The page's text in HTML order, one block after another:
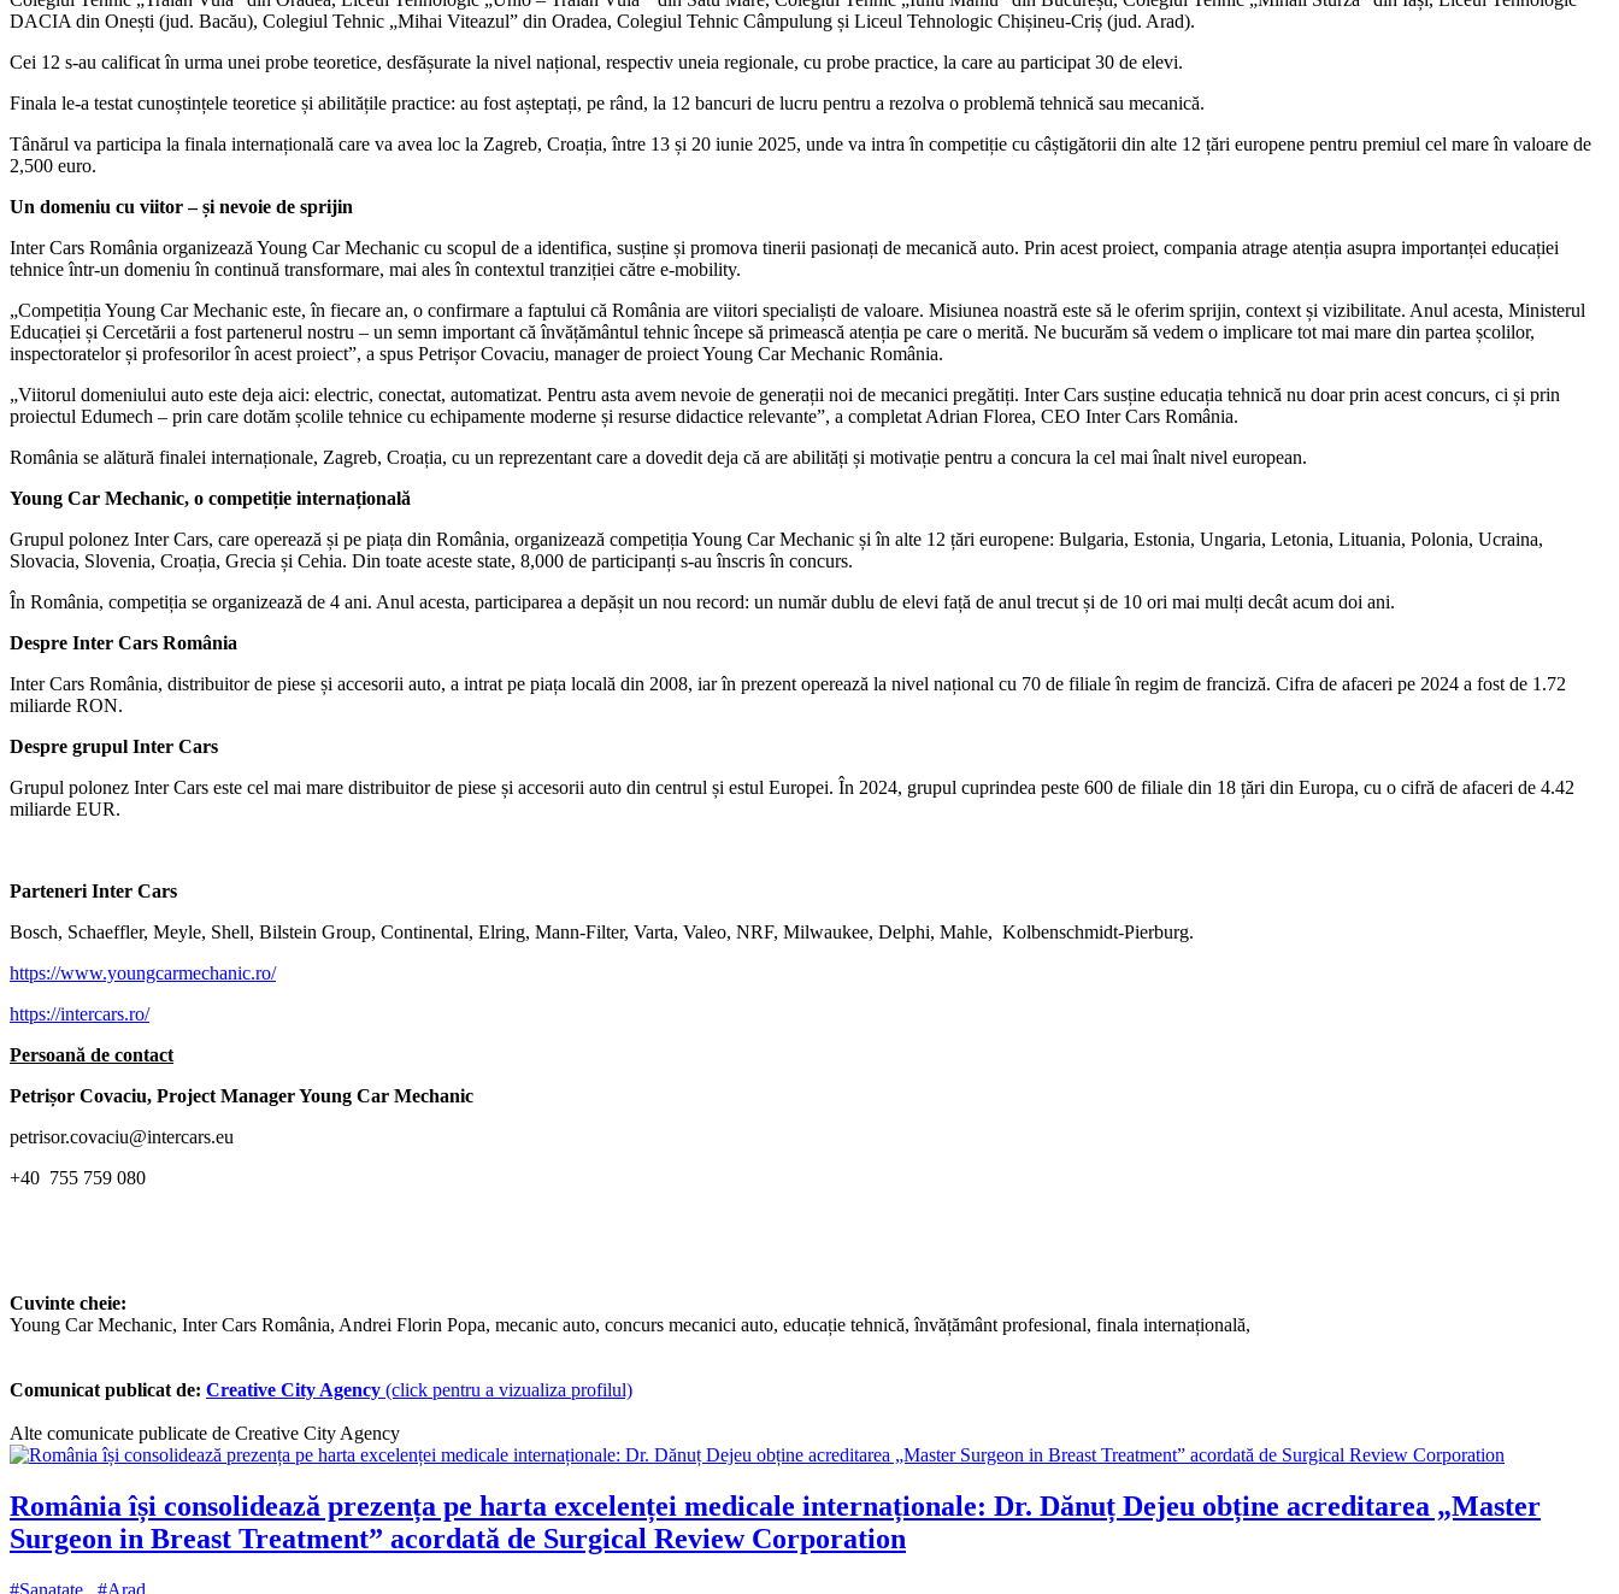
DACIA din Onești (jud. Bacău), Colegiul Tehnic „Mihai Viteazul” din Oradea, Colegiul Tehnic Câmpulung și Liceul Tehnologic Chișineu-Criș (jud. Arad).
Cei 12 s-au calificat în urma unei probe teoretice, desfășurate la nivel național, respectiv uneia regionale, cu probe practice, la care au participat 30 de elevi.
Finala le-a testat cunoștințele teoretice și abilitățile practice: au fost așteptați, pe rând, la 12 bancuri de lucru pentru a rezolva o problemă tehnică sau mecanică.
Tânărul va participa la finala internațională care va avea loc la Zagreb, Croația, între 13 și 20 iunie 2025, unde va intra în competiție cu câștigătorii din alte 12 țări europene pentru premiul cel mare în valoare de
2,500 euro.
Un domeniu cu viitor – și nevoie de sprijin
Inter Cars România organizează Young Car Mechanic cu scopul de a identifica, susține și promova tinerii pasionați de mecanică auto. Prin acest proiect, compania atrage atenția asupra importanței educației
tehnice într-un domeniu în continuă transformare, mai ales în contextul tranziției către e-mobility.
„Competiția Young Car Mechanic este, în fiecare an, o confirmare a faptului că România are viitori specialiști de valoare. Misiunea noastră este să le oferim sprijin, context și vizibilitate. Anul acesta, Ministerul
Educației și Cercetării a fost partenerul nostru – un semn important că învățământul tehnic începe să primească atenția pe care o merită. Ne bucurăm să vedem o implicare tot mai mare din partea școlilor,
inspectoratelor și profesorilor în acest proiect”, a spus Petrișor Covaciu, manager de proiect Young Car Mechanic România.
„Viitorul domeniului auto este deja aici: electric, conectat, automatizat. Pentru asta avem nevoie de generații noi de mecanici pregătiți. Inter Cars susține educația tehnică nu doar prin acest concurs, ci și prin
proiectul Edumech – prin care dotăm școlile tehnice cu echipamente moderne și resurse didactice relevante”, a completat Adrian Florea, CEO Inter Cars România.
România se alătură finalei internaționale, Zagreb, Croația, cu un reprezentant care a dovedit deja că are abilități și motivație pentru a concura la cel mai înalt nivel european.
Young Car Mechanic, o competiție internațională
Grupul polonez Inter Cars, care operează și pe piața din România, organizează competiția Young Car Mechanic și în alte 12 țări europene: Bulgaria, Estonia, Ungaria, Letonia, Lituania, Polonia, Ucraina,
Slovacia, Slovenia, Croația, Grecia și Cehia. Din toate aceste state, 8,000 de participanți s-au înscris în concurs.
În România, competiția se organizează de 4 ani. Anul acesta, participarea a depășit un nou record: un număr dublu de elevi față de anul trecut și de 10 ori mai mulți decât acum doi ani.
Despre Inter Cars România
Inter Cars România, distribuitor de piese și accesorii auto, a intrat pe piața locală din 2008, iar în prezent operează la nivel național cu 70 de filiale în regim de franciză. Cifra de afaceri pe 2024 a fost de 1.72
miliarde RON.
Despre grupul Inter Cars
Grupul polonez Inter Cars este cel mai mare distribuitor de piese și accesorii auto din centrul și estul Europei. În 2024, grupul cuprindea peste 600 de filiale din 18 țări din Europa, cu o cifră de afaceri de 4.42
miliarde EUR.
Parteneri Inter Cars
Bosch, Schaeffler, Meyle, Shell, Bilstein Group, Continental, Elring, Mann-Filter, Varta, Valeo, NRF, Milwaukee, Delphi, Mahle, Kolbenschmidt-Pierburg.
https://www.youngcarmechanic.ro/
https://intercars.ro/
Persoană de contact
Petrișor Covaciu, Project Manager Young Car Mechanic
petrisor.covaciu@intercars.eu
+40 755 759 080
Cuvinte cheie:
Young Car Mechanic, Inter Cars România, Andrei Florin Popa, mecanic auto, concurs mecanici auto, educație tehnică, învățământ profesional, finala internațională,
Comunicat publicat de: Creative City Agency (click pentru a vizualiza profilul)
Alte comunicate publicate de Creative City Agency
România își consolidează prezența pe harta excelenței medicale internaționale: Dr. Dănuț Dejeu obține acreditarea „Master
Surgeon in Breast Treatment” acordată de Surgical Review Corporation
#Sanatate #Arad